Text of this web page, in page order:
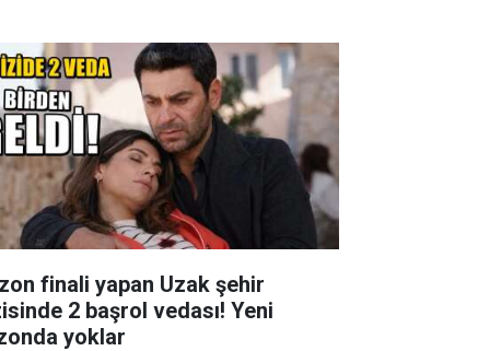
finali yapan Uzak şehir
2 başrol vedası! Yeni
yoklar